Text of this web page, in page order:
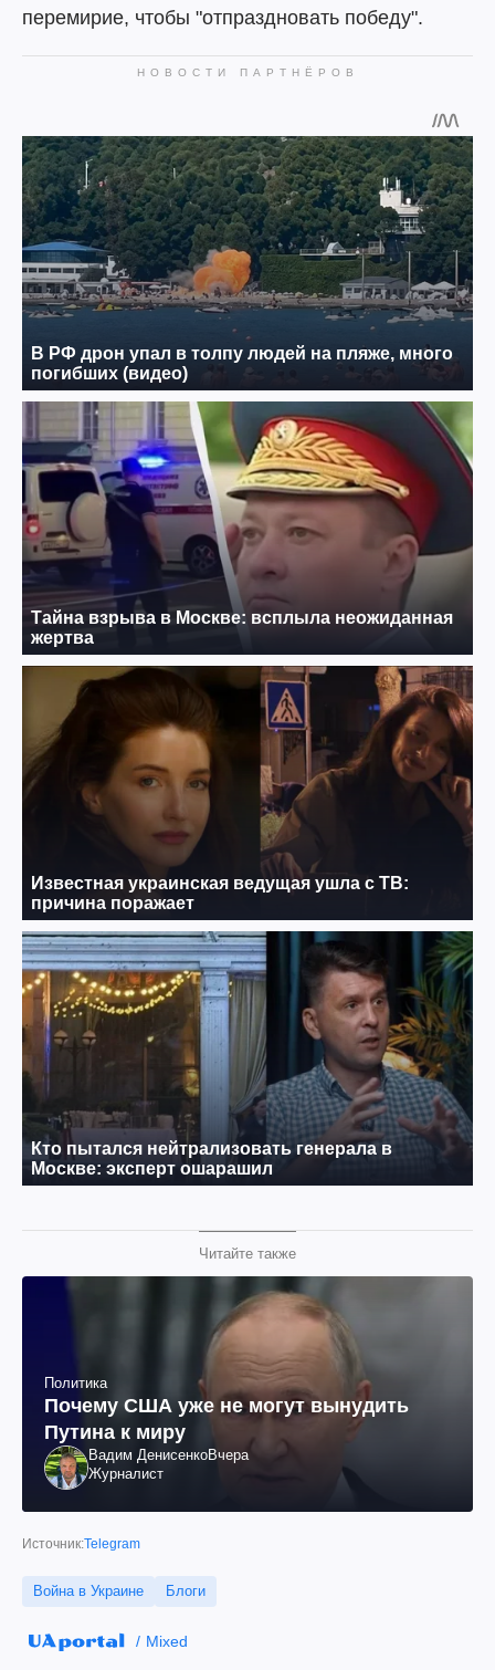
перемирие, чтобы "отпраздновать победу".
Читайте также
Политика
Почему США уже не могут вынудить
Путина к миру
Вадим ДенисенкоВчера
Журналист
Источник:Telegram
Война в Украине Блоги
Mixed